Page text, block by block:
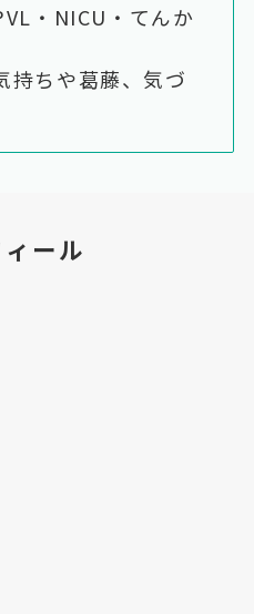
・NICU・てんか
ちや葛藤、気づ
ール